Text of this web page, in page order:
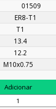
01509
ER8-T1
T1
13.4
12.2
M10x0.75